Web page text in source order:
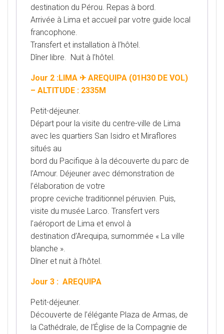
destination du Pérou. Repas à bord.
Arrivée à Lima et accueil par votre guide local
francophone.
Transfert et installation à l’hôtel.
Dîner libre. Nuit à l’hôtel.
Jour 2 :LIMA ✈ AREQUIPA (01H30 DE VOL)
– ALTITUDE : 2335M
Petit-déjeuner.
Départ pour la visite du centre-ville de Lima
avec les quartiers San Isidro et Miraflores
situés au
bord du Pacifique à la découverte du parc de
l’Amour. Déjeuner avec démonstration de
l’élaboration de votre
propre ceviche traditionnel péruvien. Puis,
visite du musée Larco. Transfert vers
l’aéroport de Lima et envol à
destination d’Arequipa, surnommée « La ville
blanche ».
Dîner et nuit à l’hôtel.
Jour 3 : AREQUIPA
Petit-déjeuner.
Découverte de l’élégante Plaza de Armas, de
la Cathédrale, de l’Église de la Compagnie de